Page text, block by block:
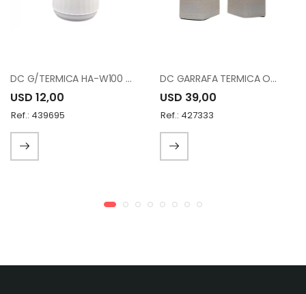
DC G/TERMICA HA-W100 WHITE
USD 12,00
Ref.: 439695
DC GARRAFA TERMICA OVP-0.7/1.0-Q330YZC95
USD 39,00
Ref.: 427333